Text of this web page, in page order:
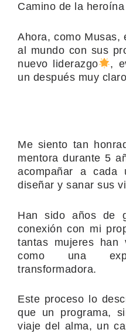
Camino de la heroína
Ahora, como Musas,
al mundo con sus
nuevo liderazgo
,
un después muy
Me siento tan
mentora durante 5
acompañar a
diseñar y sanar sus
Han sido años de
conexión con mi
tantas mujeres han
como una
transformadora.
Este proceso lo
que un programa,
viaje del alma, un